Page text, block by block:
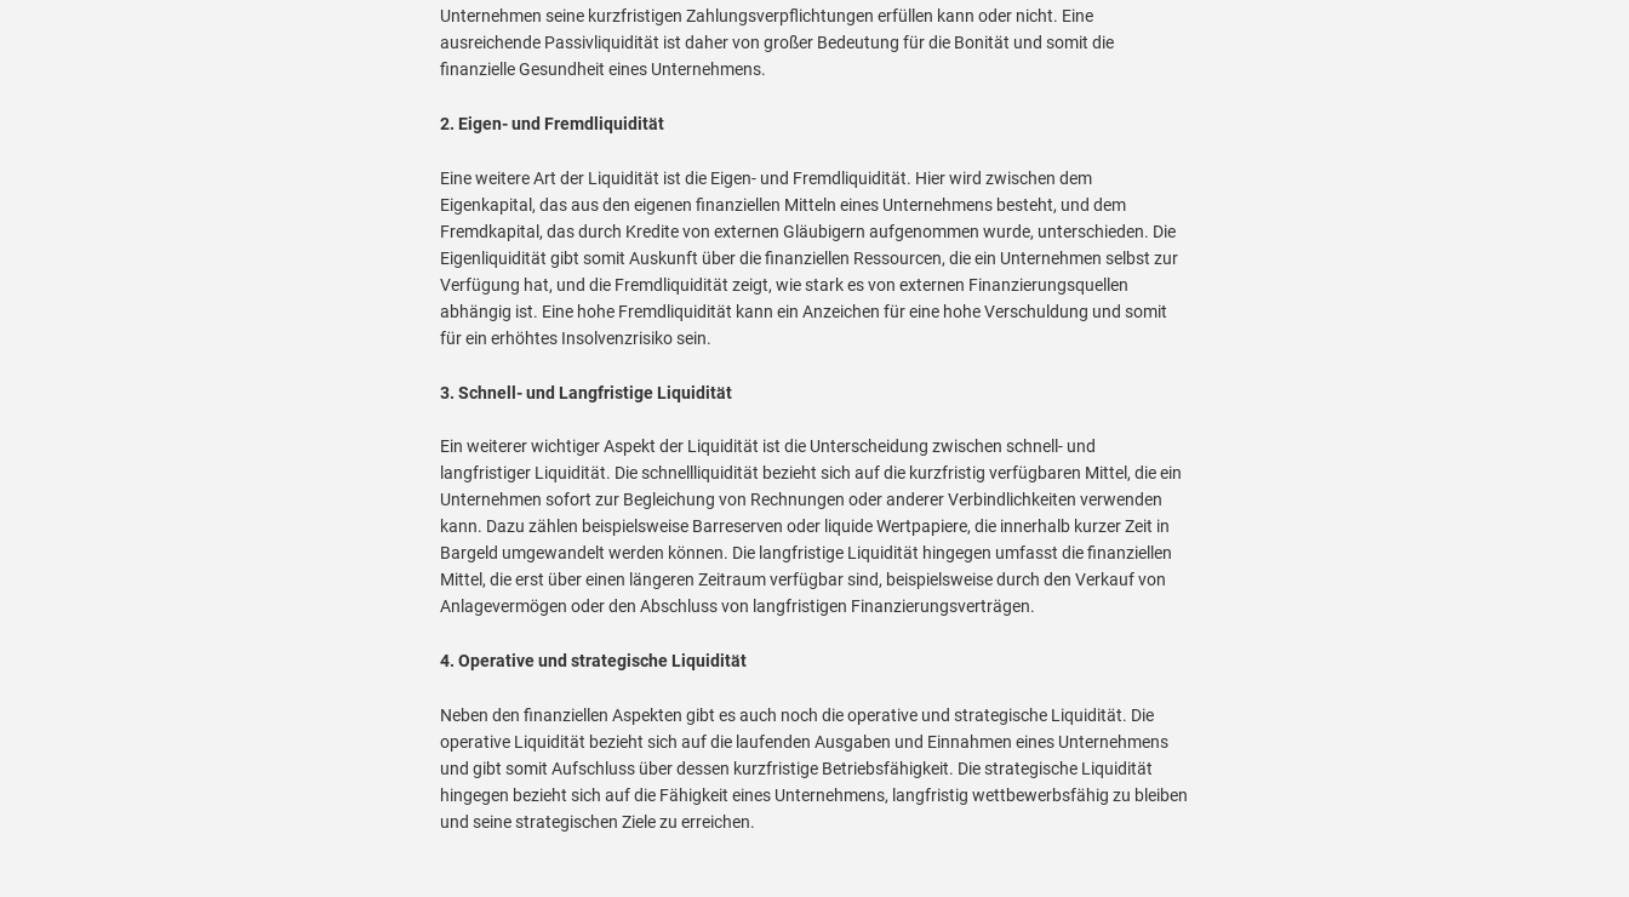
Unternehmen seine kurzfristigen Zahlungsverpflichtungen erfüllen kann oder nicht. Eine
ausreichende Passivliquidität ist daher von großer Bedeutung für die Bonität und somit die
finanzielle Gesundheit eines Unternehmens.
2. Eigen- und Fremdliquidität
Eine weitere Art der Liquidität ist die Eigen- und Fremdliquidität. Hier wird zwischen dem
Eigenkapital, das aus den eigenen finanziellen Mitteln eines Unternehmens besteht, und dem
Fremdkapital, das durch Kredite von externen Gläubigern aufgenommen wurde, unterschieden. Die
Eigenliquidität gibt somit Auskunft über die finanziellen Ressourcen, die ein Unternehmen selbst zur
Verfügung hat, und die Fremdliquidität zeigt, wie stark es von externen Finanzierungsquellen
abhängig ist. Eine hohe Fremdliquidität kann ein Anzeichen für eine hohe Verschuldung und somit
für ein erhöhtes Insolvenzrisiko sein.
3. Schnell- und Langfristige Liquidität
Ein weiterer wichtiger Aspekt der Liquidität ist die Unterscheidung zwischen schnell- und
langfristiger Liquidität. Die schnellliquidität bezieht sich auf die kurzfristig verfügbaren Mittel, die ein
Unternehmen sofort zur Begleichung von Rechnungen oder anderer Verbindlichkeiten verwenden
kann. Dazu zählen beispielsweise Barreserven oder liquide Wertpapiere, die innerhalb kurzer Zeit in
Bargeld umgewandelt werden können. Die langfristige Liquidität hingegen umfasst die finanziellen
Mittel, die erst über einen längeren Zeitraum verfügbar sind, beispielsweise durch den Verkauf von
Anlagevermögen oder den Abschluss von langfristigen Finanzierungsverträgen.
4. Operative und strategische Liquidität
Neben den finanziellen Aspekten gibt es auch noch die operative und strategische Liquidität. Die
operative Liquidität bezieht sich auf die laufenden Ausgaben und Einnahmen eines Unternehmens
und gibt somit Aufschluss über dessen kurzfristige Betriebsfähigkeit. Die strategische Liquidität
hingegen bezieht sich auf die Fähigkeit eines Unternehmens, langfristig wettbewerbsfähig zu bleiben
und seine strategischen Ziele zu erreichen.